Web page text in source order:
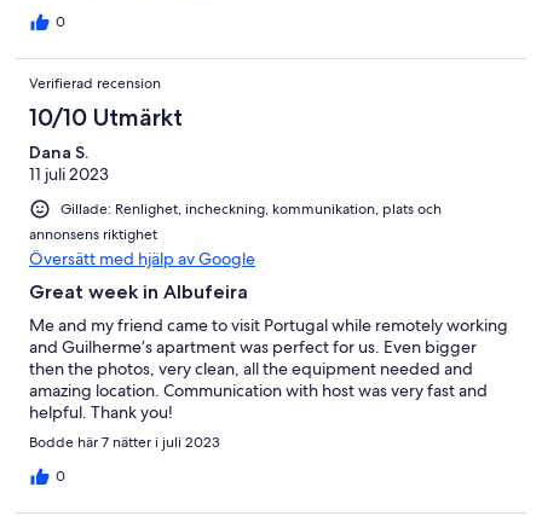
0
Verifierad recension
10/10 Utmärkt
Dana S.
11 juli 2023
Gillade: Renlighet, incheckning, kommunikation, plats och
annonsens riktighet
Översätt med hjälp av Google
Great week in Albufeira
Me and my friend came to visit Portugal while remotely working
and Guilherme‘s apartment was perfect for us. Even bigger
then the photos, very clean, all the equipment needed and
amazing location. Communication with host was very fast and
helpful. Thank you!
Bodde här 7 nätter i juli 2023
0